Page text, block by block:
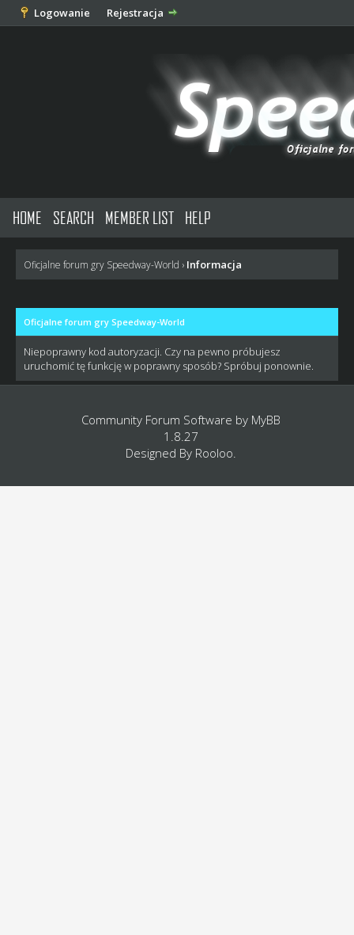
Logowanie Rejestracja
HOME SEARCH MEMBER LIST HELP
Oficjalne forum gry Speedway-World › Informacja
Oficjalne forum gry Speedway-World
Niepoprawny kod autoryzacji. Czy na pewno próbujesz
uruchomić tę funkcję w poprawny sposób? Spróbuj ponownie.
Community Forum Software by MyBB
1.8.27
Designed By Rooloo.